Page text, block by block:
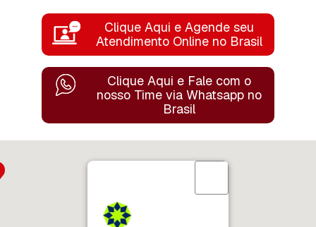
Clique Aqui e Agende seu
Atendimento Online no Brasil
Clique Aqui e Fale com o
nosso Time via Whatsapp no
Brasil